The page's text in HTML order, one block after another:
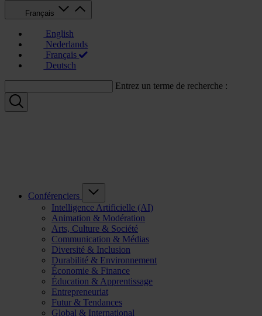
Français
English
Nederlands
Français
Deutsch
Entrez un terme de recherche :
Conférenciers
Intelligence Artificielle (AI)
Animation & Modération
Arts, Culture & Société
Communication & Médias
Diversité & Inclusion
Durabilité & Environnement
Économie & Finance
Éducation & Apprentissage
Entrepreneuriat
Futur & Tendances
Global & International